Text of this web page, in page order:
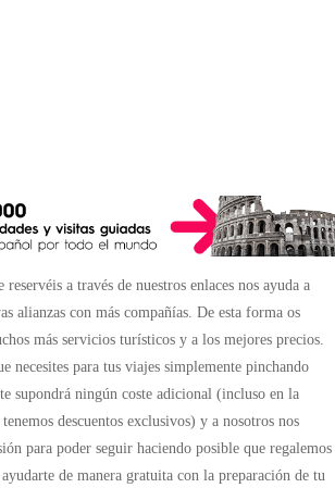
a través de nuestros enlaces nos ayuda a
alianzas con más compañías. De esta forma os
más servicios turísticos y a los mejores precios.
necesites para tus viajes simplemente pinchando
supondrá ningún coste adicional (incluso en la
descuentos exclusivos) y a nosotros nos
para poder seguir haciendo posible que regalemos
de manera gratuita con la preparación de tu